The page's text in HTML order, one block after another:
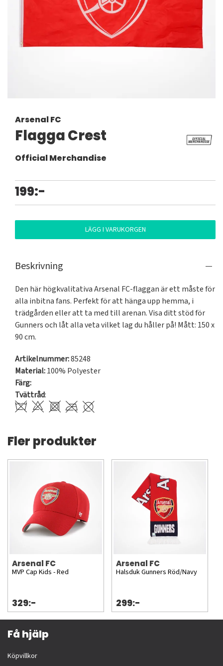
Arsenal FC
Flagga Crest
Official Merchandise
199:-
LÄGG I VARUKORGEN
Beskrivning
Den här högkvalitativa Arsenal FC-flaggan är ett måste för
alla inbitna fans. Perfekt för att hänga upp hemma, i
trädgården eller att ta med till arenan. Visa ditt stöd för
Gunners och låt alla veta vilket lag du håller på! Mått: 150 x
90 cm.
Artikelnummer:85248
Material:100% Polyester
Färg:
Tvättråd:
Fler produkter
Arsenal FC
MVP Cap Kids - Red
329:-
Arsenal FC
Halsduk Gunners Röd/Navy
299:-
Få hjälp
Köpvillkor